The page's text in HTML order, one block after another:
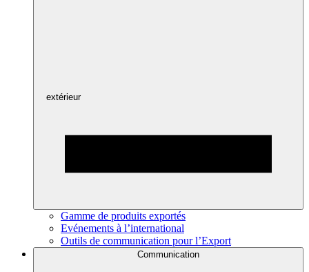
extérieur
Gamme de produits exportés
Evénements à l’international
Outils de communication pour l’Export
Communication